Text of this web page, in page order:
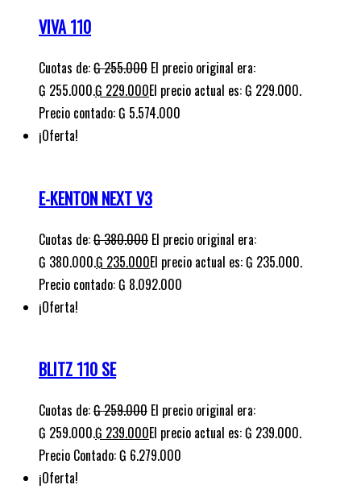
VIVA 110
Cuotas de:₲255.000 El precio original era:
₲ 255.000.₲ 229.000El precio actual es: ₲ 229.000.
Precio contado: ₲ 5.574.000
¡Oferta!
E-KENTON NEXT V3
Cuotas de:₲380.000 El precio original era:
₲ 380.000.₲ 235.000El precio actual es: ₲ 235.000.
Precio contado: ₲ 8.092.000
¡Oferta!
BLITZ 110 SE
Cuotas de:₲259.000 El precio original era:
₲ 259.000.₲ 239.000El precio actual es: ₲ 239.000.
Precio Contado: ₲ 6.279.000
¡Oferta!